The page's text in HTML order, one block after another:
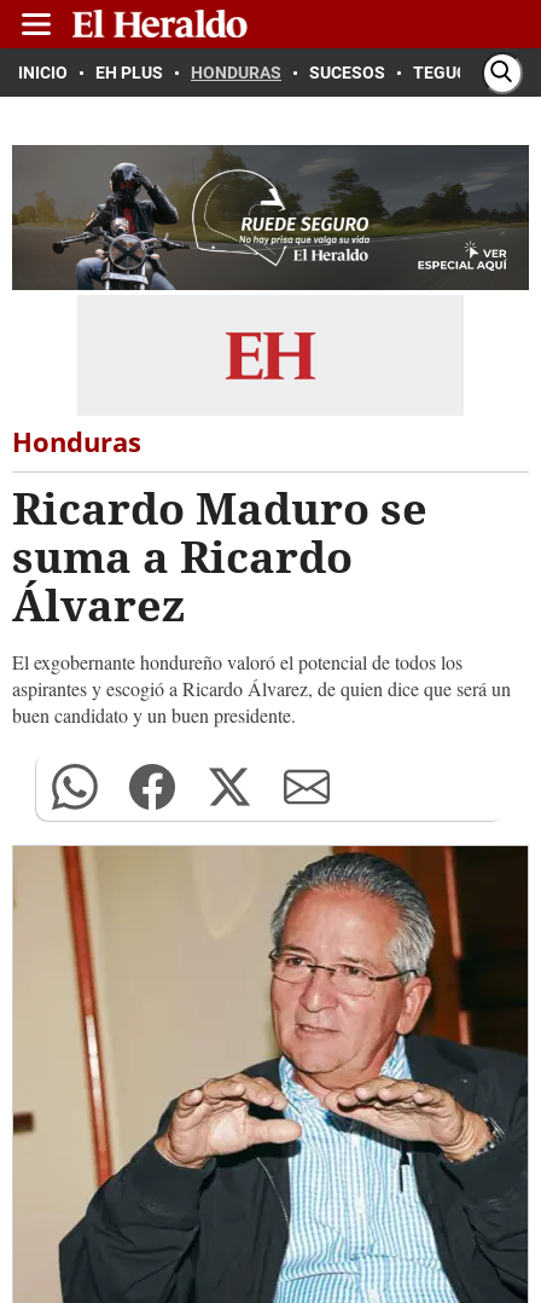
INICIO EH PLUS HONDURAS SUCESOS TEGUCIGALPA
Honduras
Ricardo Maduro se
suma a Ricardo
Álvarez
El exgobernante hondureño valoró el potencial de todos los
aspirantes y escogió a Ricardo Álvarez, de quien dice que será un
buen candidato y un buen presidente.